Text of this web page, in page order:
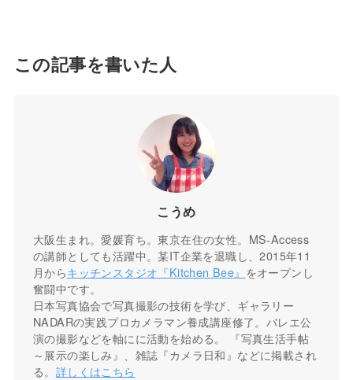
この記事を書いた人
こうめ
大阪生まれ。愛媛育ち。東京在住の女性。MS-Access
の講師としても活躍中。某IT企業を退職し、2015年11
月からキッチンスタジオ『Kitchen Bee』 をオープンし
奮闘中です。
日本写真協会で写真撮影の技術を学び、ギャラリー
NADARの実践プロカメラマン養成講座修了。バレエ公
演の撮影などを軸にに活動を始める。 『写真生活手帖
～展示の楽しみ』、雑誌『カメラ日和』などに掲載され
る。 詳しくはこちら